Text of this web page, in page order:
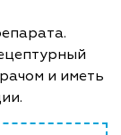
и иметь